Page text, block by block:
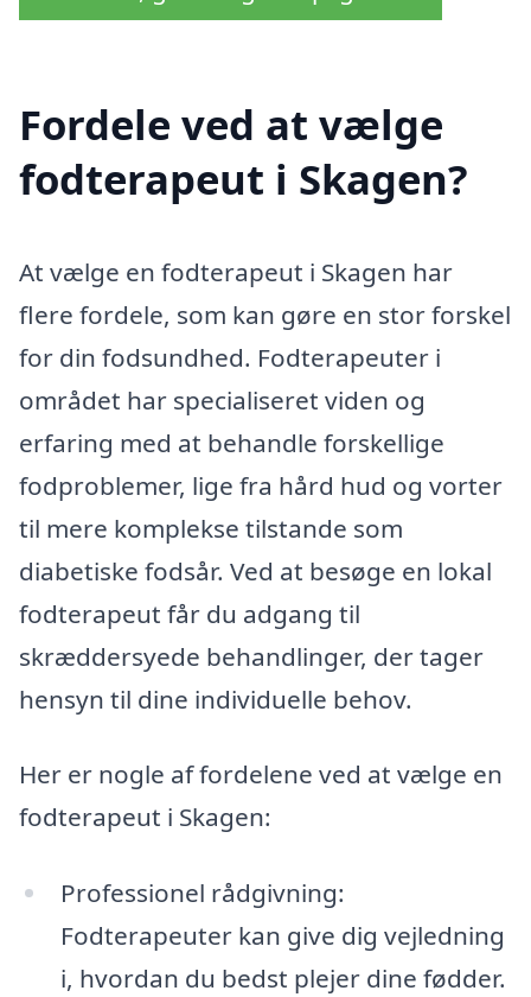
Fordele ved at vælge
fodterapeut i Skagen?
At vælge en fodterapeut i Skagen har
flere fordele, som kan gøre en stor forskel
for din fodsundhed. Fodterapeuter i
området har specialiseret viden og
erfaring med at behandle forskellige
fodproblemer, lige fra hård hud og vorter
til mere komplekse tilstande som
diabetiske fodsår. Ved at besøge en lokal
fodterapeut får du adgang til
skræddersyede behandlinger, der tager
hensyn til dine individuelle behov.
Her er nogle af fordelene ved at vælge en
fodterapeut i Skagen:
Professionel rådgivning:
Fodterapeuter kan give dig vejledning
i, hvordan du bedst plejer dine fødder.